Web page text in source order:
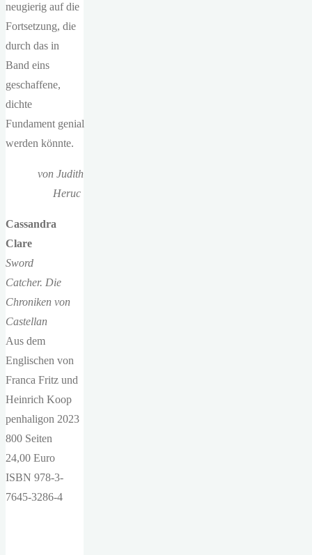
neugierig auf die
Fortsetzung, die
durch das in
Band eins
geschaffene,
dichte
Fundament genial
werden könnte.
von Judith
Heruc
Cassandra
Clare
Sword
Catcher. Die
Chroniken von
Castellan
Aus dem
Englischen von
Franca Fritz und
Heinrich Koop
penhaligon 2023
800 Seiten
24,00 Euro
ISBN 978-3-
7645-3286-4